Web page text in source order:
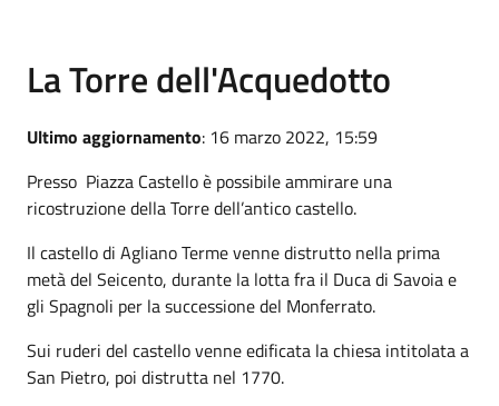
La Torre dell'Acquedotto
Ultimo aggiornamento: 16 marzo 2022, 15:59
Presso Piazza Castello è possibile ammirare una
ricostruzione della Torre dell’antico castello.
Il castello di Agliano Terme venne distrutto nella prima
metà del Seicento, durante la lotta fra il Duca di Savoia e
gli Spagnoli per la successione del Monferrato.
Sui ruderi del castello venne edificata la chiesa intitolata a
San Pietro, poi distrutta nel 1770.